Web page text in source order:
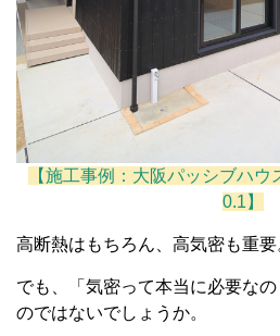
【施工事例：大阪パッシブハ
0.1】
高断熱はもちろん、高気密も重要
でも、「気密って本当に必要な
のではないでしょうか。